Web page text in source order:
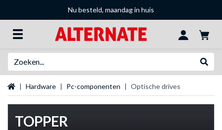
Nu besteld, maandag in huis
Startpagina
Hardware Pc-componenten Optische drives
TOPPER